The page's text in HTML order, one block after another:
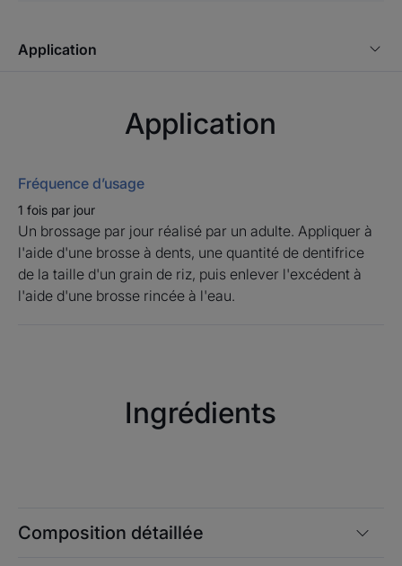
• ADAPTE aux tout-petits qui ne savent pas encore
Environnement
Fiche produit relative aux qualités et caractéristiques
environnementales
Emballage ne contenant pas de matière recyclée
(1) Sans fluor pour limiter l'apport de fluor en cas d'apport systémique
Application
Application
Fréquence d’usage
1 fois par jour
Un brossage par jour réalisé par un adulte. Appliquer à
l'aide d'une brosse à dents, une quantité de dentifrice
de la taille d'un grain de riz, puis enlever l'excédent à
l'aide d'une brosse rincée à l'eau.
Ingrédients
Composition détaillée